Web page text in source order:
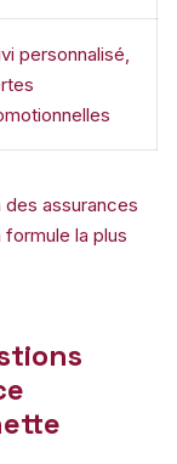
personnalisé,
assurances
la plus